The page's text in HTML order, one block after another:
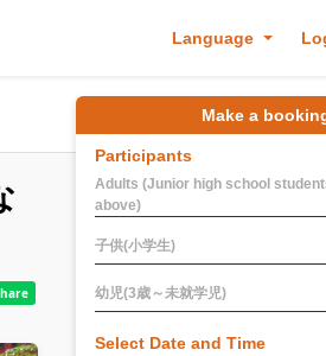
Language
Make a
Participants
Adults (Junior high school
above)
子供(小学生)
幼児(3歳～未就学児)
Select Date and Time